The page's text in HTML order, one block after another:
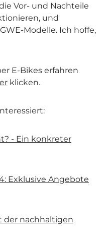
Vor- und Nachteile
und
Modelle. Ich hoffe,
E-Bikes erfahren
klicken.
- Ein konkreter
Exklusive Angebote
der nachhaltigen